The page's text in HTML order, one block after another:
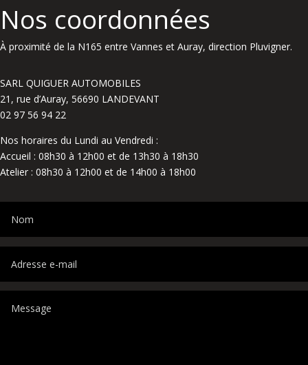
Nos coordonnées
À proximité de la N165 entre Vannes et Auray, direction Pluvigner.
SARL QUIGUER AUTOMOBILES
21, rue d’Auray, 56690 LANDEVANT
02 97 56 94 22
Nos horaires du Lundi au Vendredi :
Accueil : 08h30 à 12h00 et de 13h30 à 18h30
Atelier : 08h30 à 12h00 et de 14h00 à 18h00